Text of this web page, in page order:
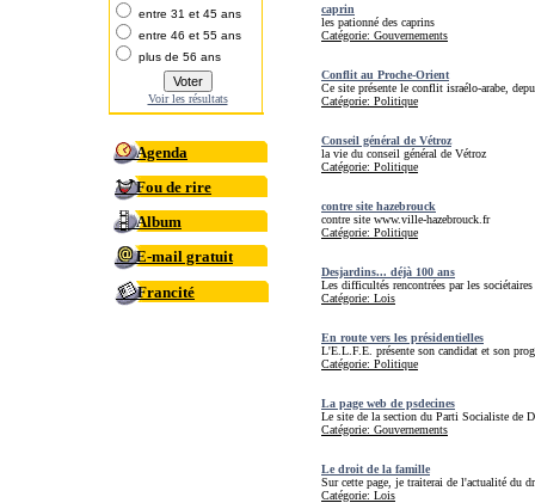
entre 31 et 45 ans
entre 46 et 55 ans
plus de 56 ans
Voir les résultats
Agenda
Fou de rire
Album
E-mail gratuit
Francité
caprin
les pationné des caprins
Catégorie: Gouvernements
Conflit au Proche-Orient
Ce site présente le conflit israélo-arabe,
Catégorie: Politique
Conseil général de Vétroz
la vie du conseil général de Vétroz
Catégorie: Politique
contre site hazebrouck
contre site www.ville-hazebrouck.fr
Catégorie: Politique
Desjardins... déjà 100 ans
Les difficultés rencontrées par les sociétaires
Catégorie: Lois
En route vers les présidentielles
L'E.L.F.E. présente son candidat et son
Catégorie: Politique
La page web de psdecines
Le site de la section du Parti Socialiste de
Catégorie: Gouvernements
Le droit de la famille
Sur cette page, je traiterai de l'actualité du
Catégorie: Lois